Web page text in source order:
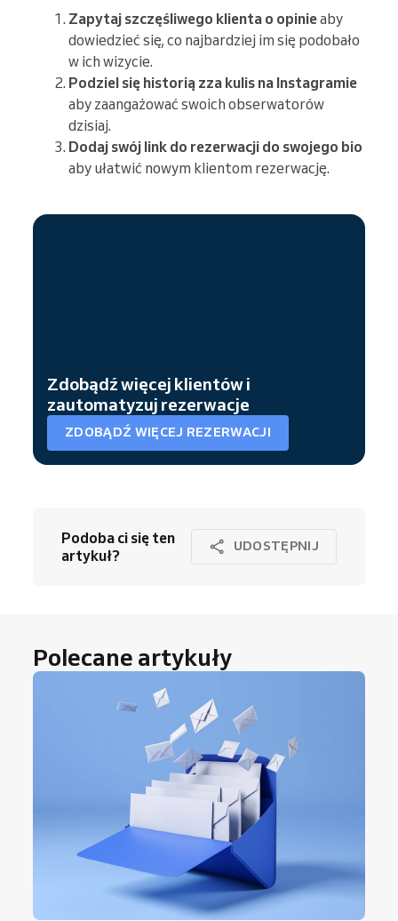
Zapytaj szczęśliwego klienta o opinieaby
dowiedzieć się, co najbardziej im się podobało
w ich wizycie.
Podziel się historią zza kulis na Instagramie
aby zaangażować swoich obserwatorów
dzisiaj.
Dodaj swój link do rezerwacji do swojego bio
aby ułatwić nowym klientom rezerwację.
Zdobądź więcej klientów i
zautomatyzuj rezerwacje
ZDOBĄDŹ WIĘCEJ REZERWACJI
Podoba ci się ten
artykuł?
UDOSTĘPNIJ
Polecane artykuły